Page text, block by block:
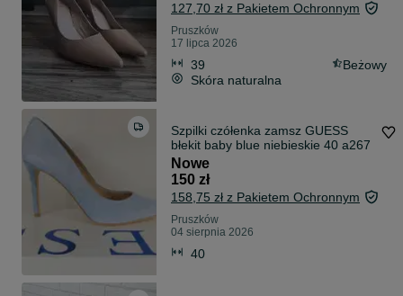
127,70 zł z Pakietem Ochronnym
Pruszków
17 lipca 2026
39
Beżowy
Skóra naturalna
Szpilki czółenka zamsz GUESS
błekit baby blue niebieskie 40 a267
Nowe
150 zł
158,75 zł z Pakietem Ochronnym
Pruszków
04 sierpnia 2026
40